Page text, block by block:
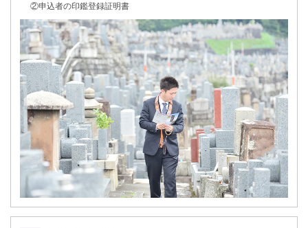
②申込者の印鑑登録証明書